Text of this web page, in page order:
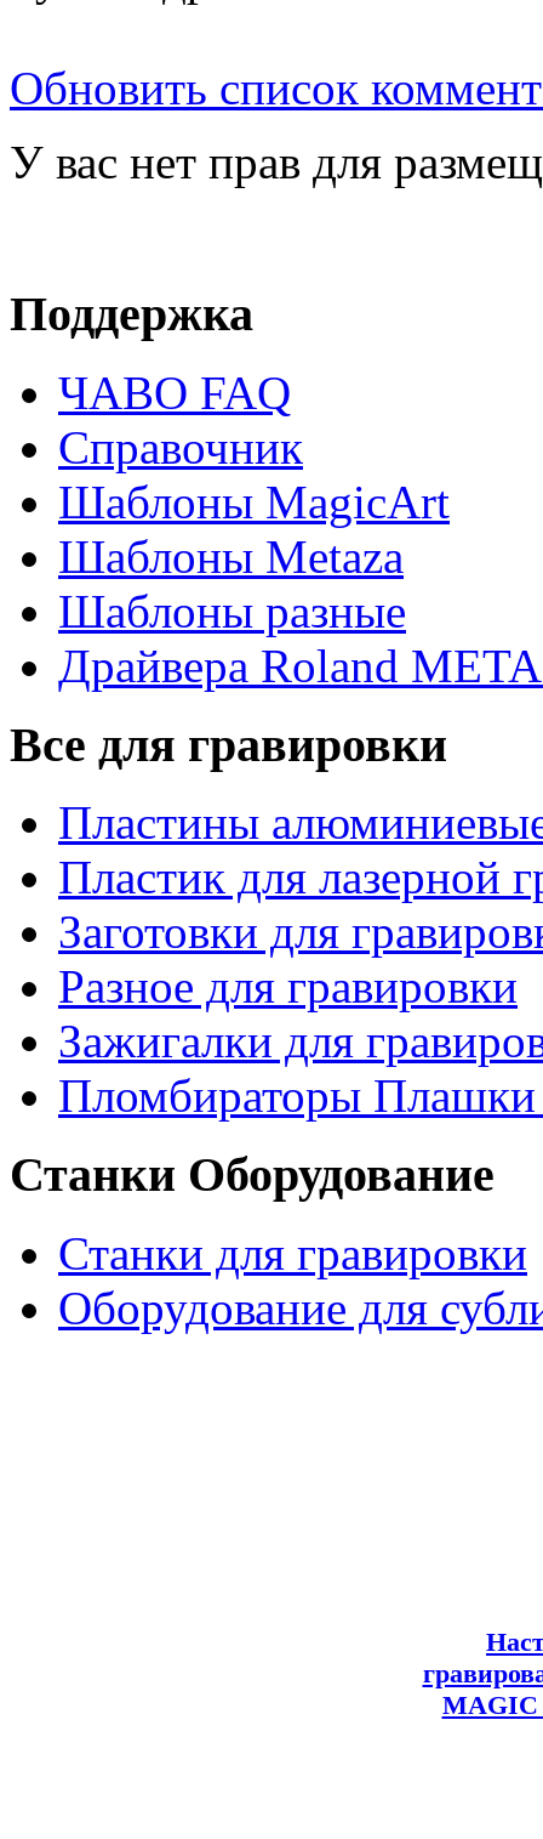
Обновить список
У вас нет прав для
Поддержка
ЧАВО FAQ
Справочник
Шаблоны MagicArt
Шаблоны Metaza
Шаблоны разные
Драйвера Roland
Все для гравировки
Пластины
Пластик для лазерной
Заготовки для
Разное для гравировки
Зажигалки для
Пломбираторы
Станки Оборудование
Станки для гравировки
Оборудование для
MAGIC